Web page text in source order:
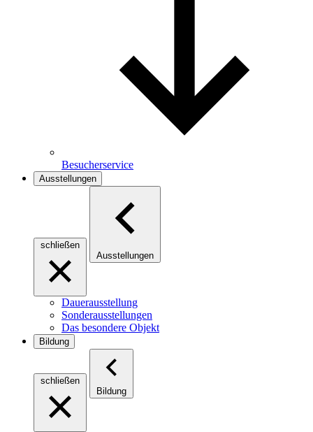
Besucherservice
Ausstellungen
schließen
Ausstellungen
Dauerausstellung
Sonderausstellungen
Das besondere Objekt
Bildung
schließen
Bildung